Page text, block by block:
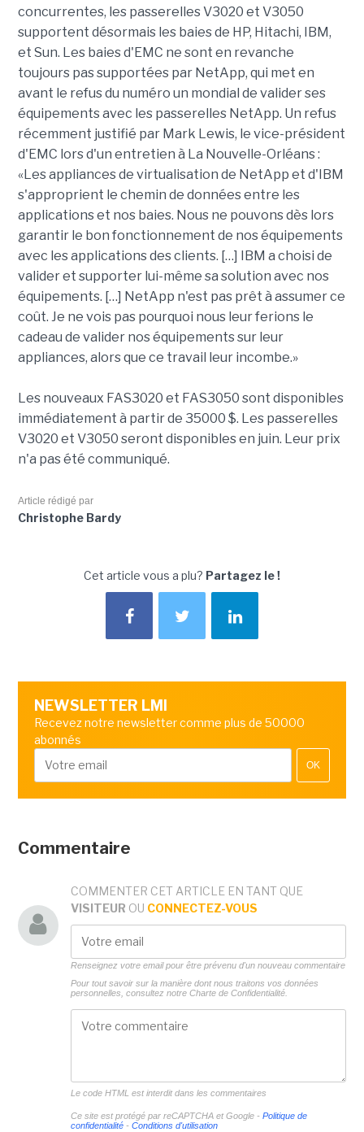
concurrentes, les passerelles V3020 et V3050
supportent désormais les baies de HP, Hitachi, IBM,
et Sun. Les baies d'EMC ne sont en revanche
toujours pas supportées par NetApp, qui met en
avant le refus du numéro un mondial de valider ses
équipements avec les passerelles NetApp. Un refus
récemment justifié par Mark Lewis, le vice-président
d'EMC lors d'un entretien à La Nouvelle-Orléans :
«Les appliances de virtualisation de NetApp et d'IBM
s'approprient le chemin de données entre les
applications et nos baies. Nous ne pouvons dès lors
garantir le bon fonctionnement de nos équipements
avec les applications des clients. […] IBM a choisi de
valider et supporter lui-même sa solution avec nos
équipements. […] NetApp n'est pas prêt à assumer ce
coût. Je ne vois pas pourquoi nous leur ferions le
cadeau de valider nos équipements sur leur
appliances, alors que ce travail leur incombe.»
Les nouveaux FAS3020 et FAS3050 sont disponibles
immédiatement à partir de 35000 $. Les passerelles
V3020 et V3050 seront disponibles en juin. Leur prix
n'a pas été communiqué.
Article rédigé par
Christophe Bardy
Cet article vous a plu? Partagez le !
NEWSLETTER LMI
Recevez notre newsletter comme plus de 50000
abonnés
OK
Commentaire
COMMENTER CET ARTICLE EN TANT QUE
VISITEUR OU CONNECTEZ-VOUS
Renseignez votre email pour être prévenu d'un nouveau commentaire
Pour tout savoir sur la manière dont nous traitons vos données
personnelles, consultez notre Charte de Confidentialité.
Le code HTML est interdit dans les commentaires
Ce site est protégé par reCAPTCHA et Google - Politique de
confidentialité- Conditions d'utilisation